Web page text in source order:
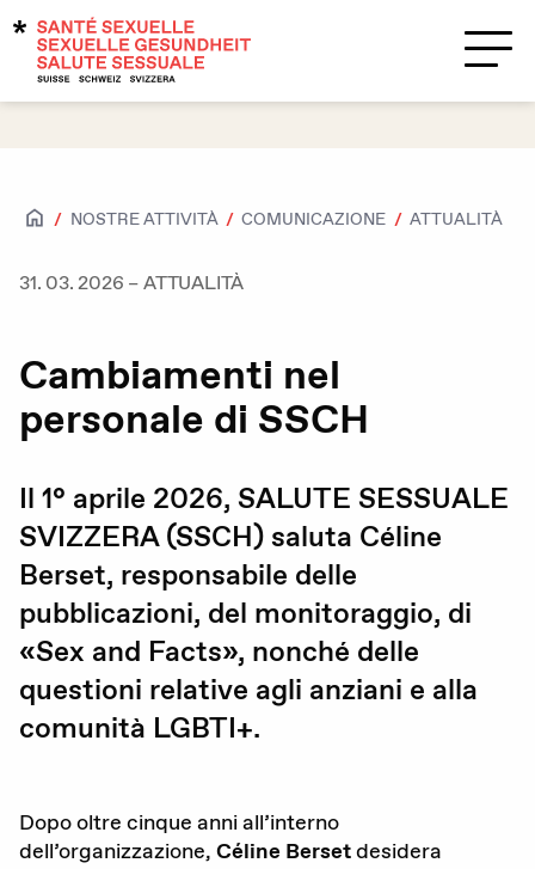
Accesso per tutte e tutti
Caratteristiche biologiche sessuali e
identità di genere
Contraccezione
Gravidanza (voluta / non voluta)
Educazione sessuale
Violenza sessuale
Diritti sessuali
NOSTRE ATTIVITÀ COMUNICAZIONE ATTUALITÀ
31. 03. 2026 –ATTUALITÀ
Cambiamenti nel
personale di SSCH
Il 1° aprile 2026, SALUTE SESSUALE
SVIZZERA (SSCH) saluta Céline
Berset, responsabile delle
pubblicazioni, del monitoraggio, di
«Sex and Facts», nonché delle
questioni relative agli anziani e alla
comunità LGBTI+.
Dopo oltre cinque anni all’interno
dell’organizzazione, Céline Bersetdesidera